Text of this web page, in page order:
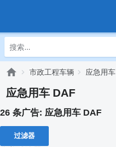
市政工程车辆 应急用车
应急用车 DAF
26 条广告: 应急用车 DAF
过滤器